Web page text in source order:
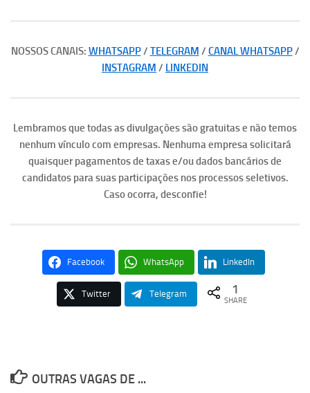
NOSSOS CANAIS: WHATSAPP/ TELEGRAM / CANAL WHATSAPP/
INSTAGRAM / LINKEDIN
Lembramos que todas as divulgações são gratuitas e não temos
nenhum vínculo com empresas. Nenhuma empresa solicitará
quaisquer pagamentos de taxas e/ou dados bancários de
candidatos para suas participações nos processos seletivos.
Caso ocorra, desconfie!
Facebook WhatsApp LinkedIn
Twitter Telegram 1
SHARE
OUTRAS VAGAS DE ...